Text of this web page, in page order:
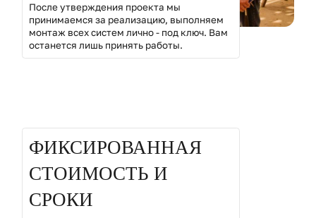
После утверждения проекта мы
принимаемся за реализацию, выполняем
монтаж всех систем лично - под ключ. Вам
останется лишь принять работы.
02
ФИКСИРОВАННАЯ
СТОИМОСТЬ И
СРОКИ